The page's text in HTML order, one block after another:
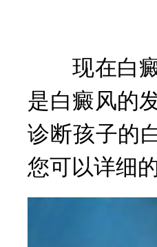
现在白癜
是白癜风的
诊断孩子的
您可以详细